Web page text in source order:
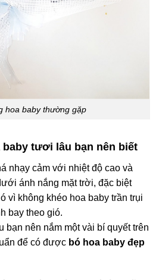
hoa baby thường gặp
baby tươi lâu bạn nên biết
nhạy cảm với nhiệt độ cao và
ánh nắng mặt trời, đặc biệt
vì không khéo hoa baby trần trụi
bay theo gió.
nên nắm một vài bí quyết trên
để có được bó hoa baby đẹp